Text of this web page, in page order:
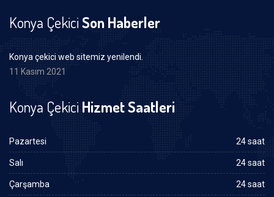
Konya ÇekiciSon Haberler
Konya çekici web sitemiz yenilendi.
11 Kasım 2021
Konya Çekici Hizmet Saatleri
Pazartesi 24 saat
Salı 24 saat
Çarşamba 24 saat